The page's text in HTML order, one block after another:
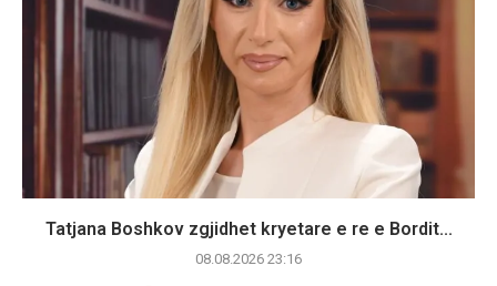
Tatjana Boshkov zgjidhet kryetare e re e Bordit...
08.08.2026 23:16